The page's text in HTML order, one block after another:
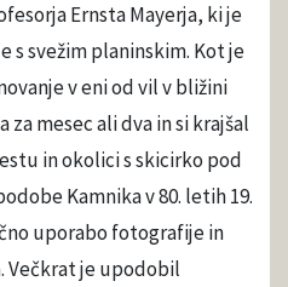
Ernsta Mayerja, ki je
s svežim planinskim. Kot je
v eni od vil v bližini
za mesec ali dva in si krajšal
in okolici s skicirko pod
Kamnika v 80. letih 19.
uporabo fotografije in
Večkrat je upodobil